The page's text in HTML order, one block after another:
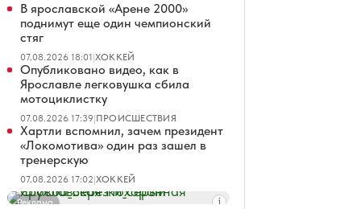
В ярославской «Арене 2000»
поднимут еще один чемпионский
стяг
07.08.2026 18:01|ХОККЕЙ
Опубликовано видео, как в
Ярославле легковушка сбила
мотоциклистку
07.08.2026 17:39|ПРОИСШЕСТВИЯ
Хартли вспомнил, зачем президент
«Локомотива» один раз зашел в
тренерскую
07.08.2026 17:02|ХОККЕЙ
Реклама